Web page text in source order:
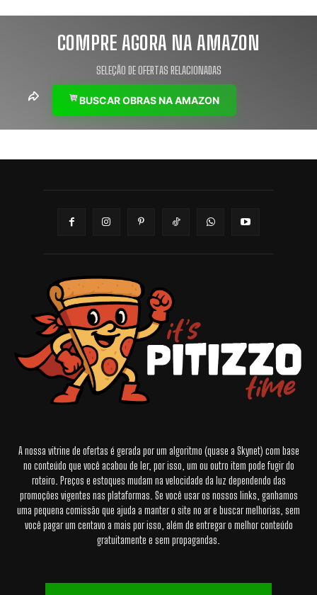
COMPRE AGORA NA AMAZON
SELEÇÃO DE OFERTAS RELACIONADAS
BUSCAR OBRAS NA AMAZON
A nossa vitrine de ofertas é gerada por um algoritmo (quase a Skynet) com base
no conteúdo que você acabou de ler, por isso, um ou outro item pode fugir do
roteiro. Preços e estoques mudam na velocidade da luz dependendo das
promoções vigentes nas plataformas. Se você usar os nossos links, ganhamos
uma pequena comissão que ajuda a manter o site no ar e buscar melhorias, sem
você pagar um centavo a mais por isso, além de entregar o melhor conteúdo
gratuitamente e sem propagandas.